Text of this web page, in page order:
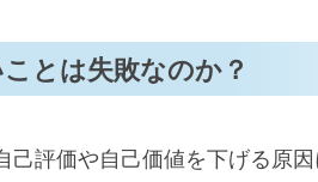
とは失敗なのか？
己評価や自己価値を下げる原